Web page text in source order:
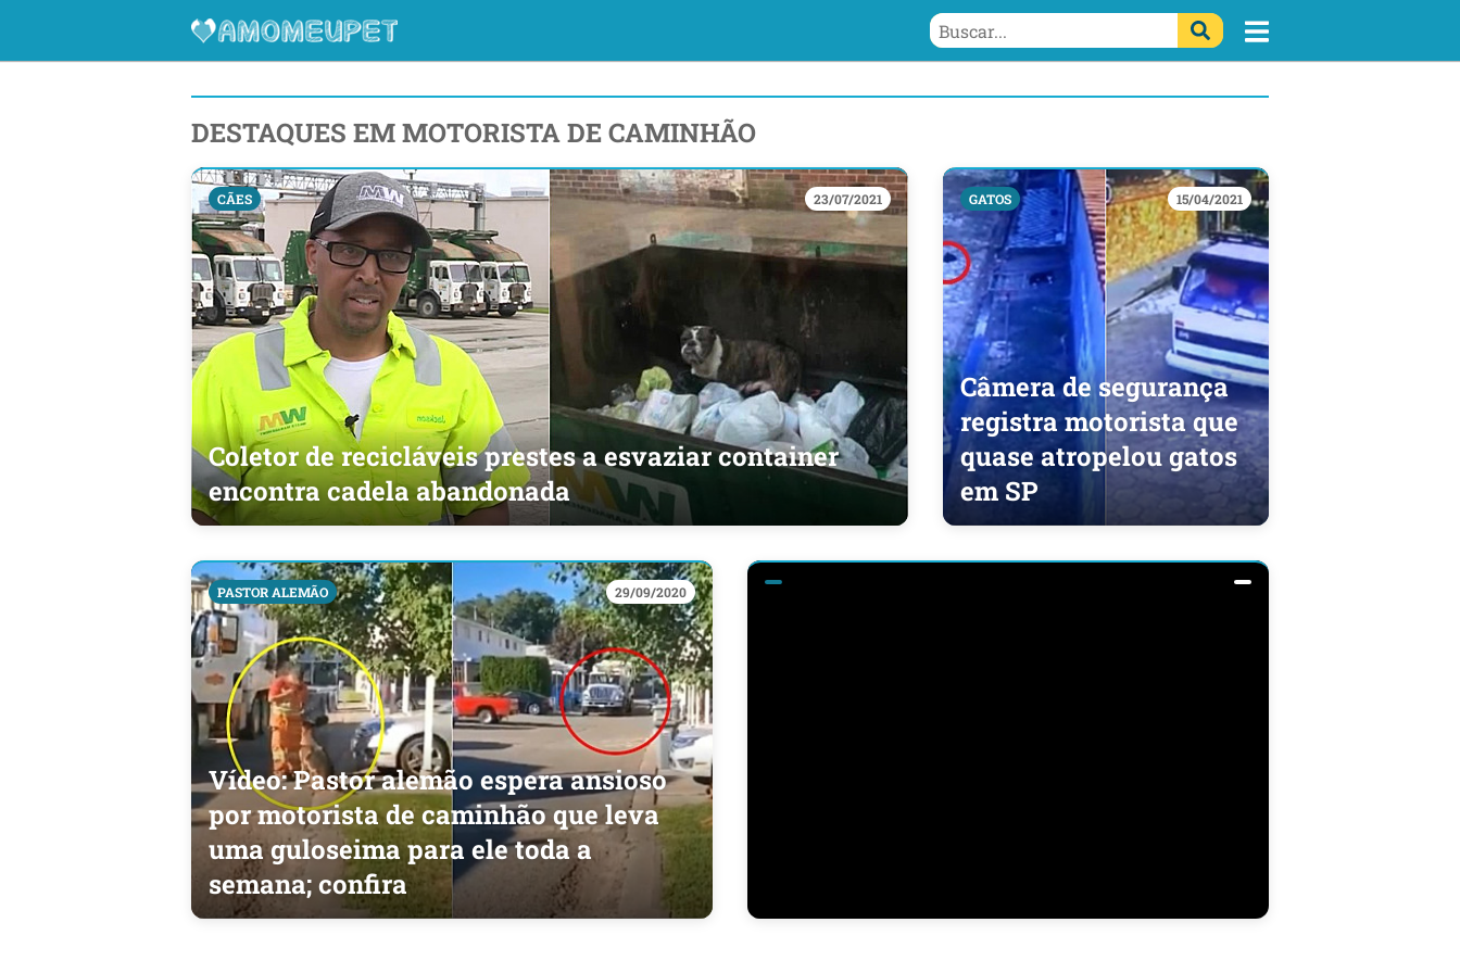
DESTAQUES EM MOTORISTA DE CAMINHÃO
CÃES 23/07/2021
Coletor de recicláveis prestes a esvaziar container
encontra cadela abandonada
GATOS 15/04/2021
Câmera de segurança
registra motorista que
quase atropelou gatos
em SP
PASTOR ALEMÃO 29/09/2020
Vídeo: Pastor alemão espera ansioso
por motorista de caminhão que leva
uma guloseima para ele toda a
semana; confira